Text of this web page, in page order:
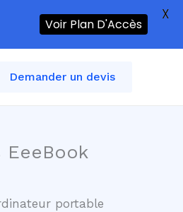
Demander un devis
EeeBook
portable
Voir Plan D'Accès
X